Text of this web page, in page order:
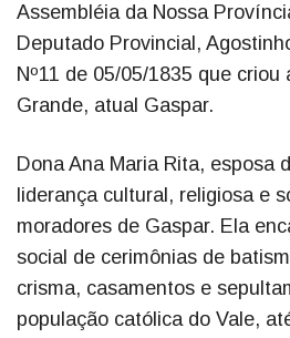
Assembléia da Nossa
Deputado Provincial,
Nº11 de 05/05/1835 que
Grande, atual Gaspar.
Dona Ana Maria Rita, esposa
liderança cultural, religiosa e
moradores de Gaspar. Ela
social de cerimônias de
crisma, casamentos e
população católica do Vale,